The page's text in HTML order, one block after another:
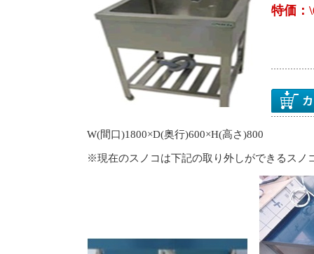
特価
W(間口)1800×D(奥行)600×H(高さ)800
※現在のスノコは下記の取り外しができるスノ